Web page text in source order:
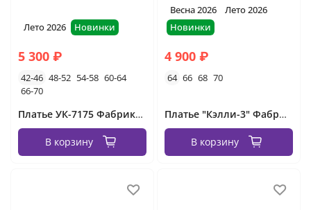
Лето 2026 Новинки
5 300 ₽
42-46 48-52 54-58 60-64
66-70
Платье УК-7175 Фабрика Моды
В корзину
Весна 2026
Лето 2026
Новинки
4 900 ₽
64 66 68 70
Платье "Кэлли-3" Фабрика Моды
В корзину